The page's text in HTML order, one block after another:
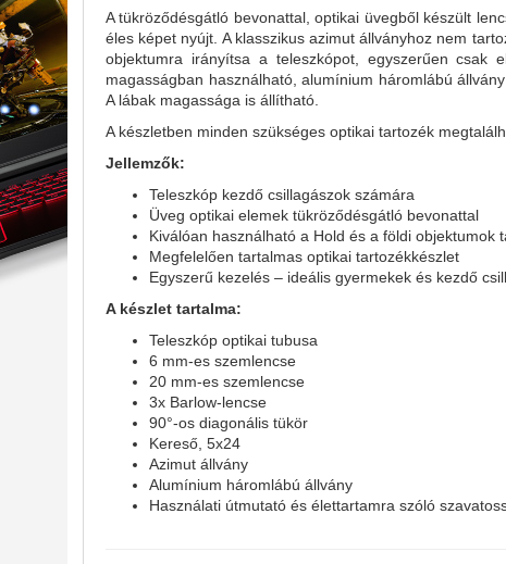
A tükröződésgátló bevonattal, optikai üvegből készült
éles képet nyújt. A klasszikus azimut állványhoz nem
objektumra irányítsa a teleszkópot, egyszerűen
magasságban használható, alumínium háromlábú
A lábak magassága is állítható.
A készletben minden szükséges optikai tartozék
Jellemzők:
Teleszkóp kezdő csillagászok számára
Üveg optikai elemek tükröződésgátló bevonattal
Kiválóan használható a Hold és a földi objektumok
Megfelelően tartalmas optikai tartozékkészlet
Egyszerű kezelés – ideális gyermekek és kezdő
A készlet tartalma:
Teleszkóp optikai tubusa
6 mm-es szemlencse
20 mm-es szemlencse
3x Barlow-lencse
90°-os diagonális tükör
Kereső, 5x24
Azimut állvány
Alumínium háromlábú állvány
Használati útmutató és élettartamra szóló